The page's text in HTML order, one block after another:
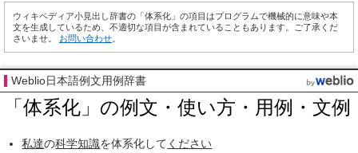
ウィキペディア小見出し辞書の「体系化」の項目はプログラムで機械的に意味や本
文を生成しているため、不適切な項目が含まれていることもあります。ご了承くだ
さいませ。 お問い合わせ
Weblio日本語例文用例辞書
「体系化」の例文・使い方・用例・文例
私達の科学知識を体系化して ください